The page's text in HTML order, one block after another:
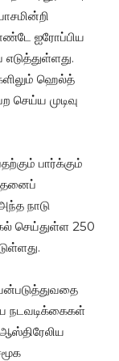
ஐரோப்பிய
ஹெல்த்
செய்ய முடிவு
பார்க்கும்
நாடு
செய்துள்ள 250
நடவடிக்கைகள்